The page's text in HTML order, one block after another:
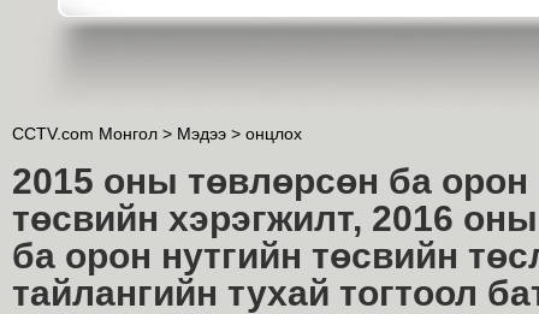
CCTV.com Монгол > Мэдээ > онцлох
2015 оны төвлөрсөн ба орон
төсвийн хэрэгжилт, 2016
ба орон нутгийн төсвийн
тайлангийн тухай тогтоол